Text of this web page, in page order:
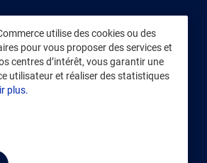
utilise des cookies ou des
pour vous proposer des services et
centres d’intérêt, vous garantir une
utilisateur et réaliser des statistiques
plus.